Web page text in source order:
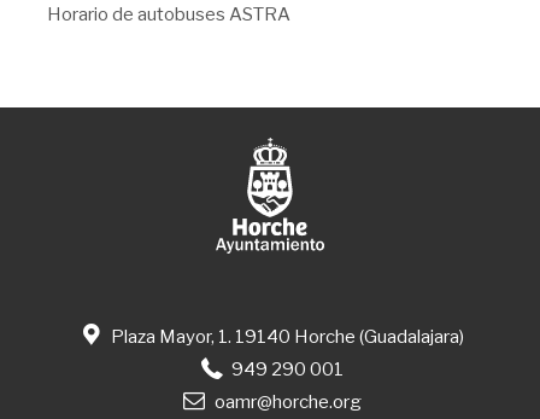
Horario de autobuses ASTRA
Plaza Mayor, 1. 19140 Horche (Guadalajara)
949 290 001
oamr@horche.org